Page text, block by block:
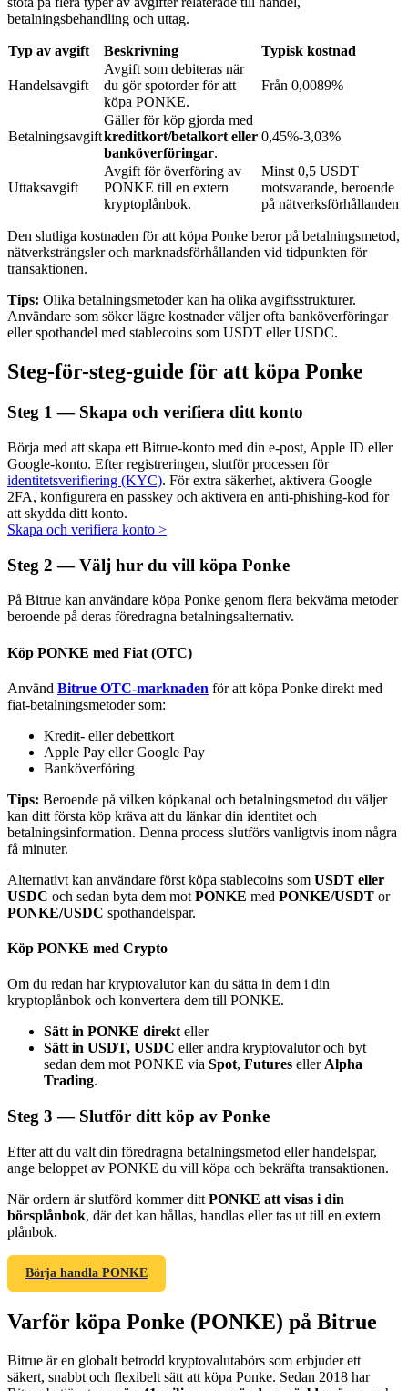
BTR-låsningar
Exklusiva investeringar för BTR-innehavare
Lån
Kryptostödd lånetjänst
Auto Invest
Ta långsiktig vinst och flexibla intressen
Lär dig Staking
Lär dig mer om att tjäna passiv inkomst
Bitrue
AI
Bitrue Affiliates
Upp till 65% provision!
Hänvisning
Bjud in en vän för att få kontantbelöningar
betalningsbehandling och uttag.
Typ av avgift Beskrivning Typisk kostnad
Handelsavgift
Avgift som debiteras när
du gör spotorder för att
köpa PONKE.
Från 0,0089%
Betalningsavgift
Gäller för köp gjorda med
kreditkort/betalkort eller
banköverföringar.
0,45%-3,03%
Uttaksavgift
Avgift för överföring av
PONKE till en extern
kryptoplånbok.
Minst 0,5 USDT
motsvarande, beroende
på nätverksförhållanden
Den slutliga kostnaden för att köpa Ponke beror på betalningsmetod,
nätverksträngsler och marknadsförhållanden vid tidpunkten för
transaktionen.
Tips: Olika betalningsmetoder kan ha olika avgiftsstrukturer.
Användare som söker lägre kostnader väljer ofta banköverföringar
eller spothandel med stablecoins som USDT eller USDC.
Steg-för-steg-guide för att köpa Ponke
Steg 1 — Skapa och verifiera ditt konto
Börja med att skapa ett Bitrue-konto med din e-post, Apple ID eller
Google-konto. Efter registreringen, slutför processen för
identitetsverifiering (KYC). För extra säkerhet, aktivera Google
2FA, konfigurera en passkey och aktivera en anti-phishing-kod för
att skydda ditt konto.
Skapa och verifiera konto >
Steg 2 — Välj hur du vill köpa Ponke
På Bitrue kan användare köpa Ponke genom flera bekväma metoder
beroende på deras föredragna betalningsalternativ.
Köp PONKE med Fiat (OTC)
Använd Bitrue OTC-marknaden för att köpa Ponke direkt med
fiat-betalningsmetoder som:
Kredit- eller debettkort
Apple Pay eller Google Pay
Banköverföring
Tips: Beroende på vilken köpkanal och betalningsmetod du väljer
kan ditt första köp kräva att du länkar din identitet och
betalningsinformation. Denna process slutförs vanligtvis inom några
få minuter.
Alternativt kan användare först köpa stablecoins som USDT eller
USDC och sedan byta dem mot PONKE med PONKE/USDT or
PONKE/USDC spothandelspar.
Köp PONKE med Crypto
Om du redan har kryptovalutor kan du sätta in dem i din
kryptoplånbok och konvertera dem till PONKE.
Sätt in PONKE direkteller
Sätt in USDT, USDC eller andra kryptovalutor och byt
sedan dem mot PONKE via Spot, Futures ellerAlpha
Trading.
Steg 3 — Slutför ditt köp av Ponke
Efter att du valt din föredragna betalningsmetod eller handelspar,
ange beloppet av PONKE du vill köpa och bekräfta transaktionen.
När ordern är slutförd kommer ditt PONKE att visas i din
börsplånbok, där det kan hållas, handlas eller tas ut till en extern
plånbok.
Börja handla PONKE
Varför köpa Ponke (PONKE) på Bitrue
Bitrue är en globalt betrodd kryptovalutabörs som erbjuder ett
säkert, snabbt och flexibelt sätt att köpa Ponke. Sedan 2018 har